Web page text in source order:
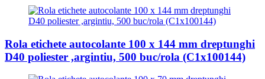
Rola etichete autocolante 100 x 144 mm dreptunghi
D40 poliester ,argintiu, 500 buc/rola (C1x100144)